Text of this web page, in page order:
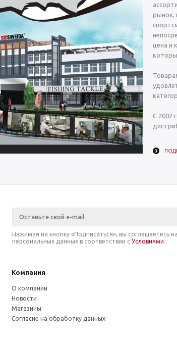
рынок,
цена и
С 2002
Нажимая на кнопку «Подписаться», вы соглашаетесь
персональных данных в соответствии с Условиями.
Компания
О компании
Новости
Магазины
Согласие на обработку данных